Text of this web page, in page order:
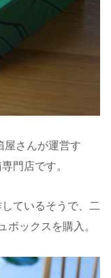
屋さんが運営す
門店です。
ているそうで、二
ボックスを購入。